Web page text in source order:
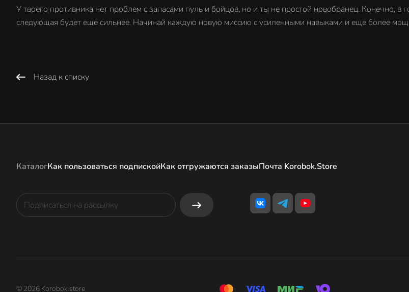
У твоего противника нет проблем с запасами пуль и бойцов, но и ты не простой новобранец. Конечно,
следующая будет еще сильнее. Начинай каждую новую миссию с усиленными навыками и еще более
Назад к списку
КаталогКак пользоваться подпискойКак отгружаются заказыПочта Korobok.Store
© 2026 Korobok.store